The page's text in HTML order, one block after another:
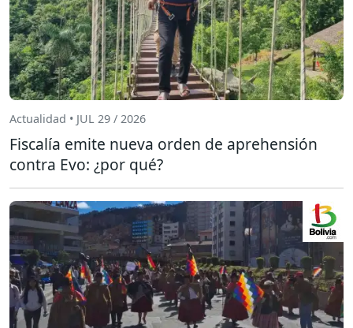
Actualidad • JUL 29 / 2026
Fiscalía emite nueva orden de aprehensión
contra Evo: ¿por qué?